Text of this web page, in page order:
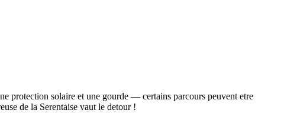
protection solaire et une gourde — certains parcours peuvent etre
de la Serentaise vaut le detour !